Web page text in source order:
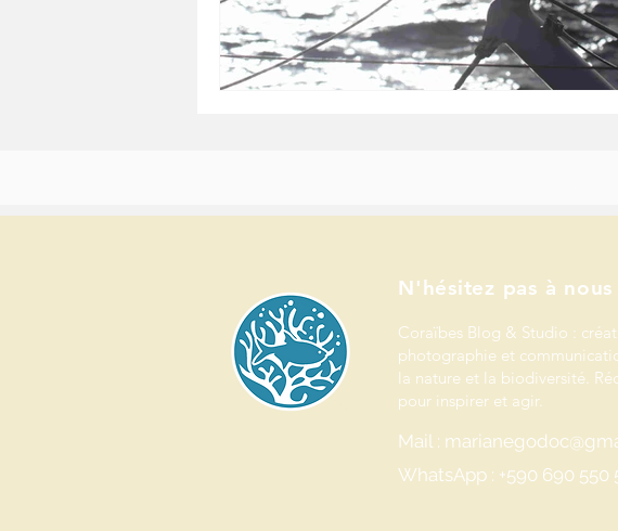
N'hésitez pas à
Coraïbes Blog & Studio :
photographie et
la nature et la biodiversité.
pour inspirer et agir.
Mail :
WhatsApp : +590 690 550